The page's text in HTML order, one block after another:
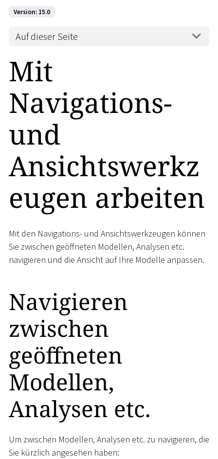
Version: 15.0
Auf dieser Seite
Mit
Navigations-
und
Ansichtswerkz
eugen arbeiten
Mit den Navigations- und Ansichtswerkzeugen können
Sie zwischen geöffneten Modellen, Analysen etc.
navigieren und die Ansicht auf Ihre Modelle anpassen.
Navigieren
zwischen
geöffneten
Modellen,
Analysen etc.
Um zwischen Modellen, Analysen etc. zu navigieren, die
Sie kürzlich angesehen haben: